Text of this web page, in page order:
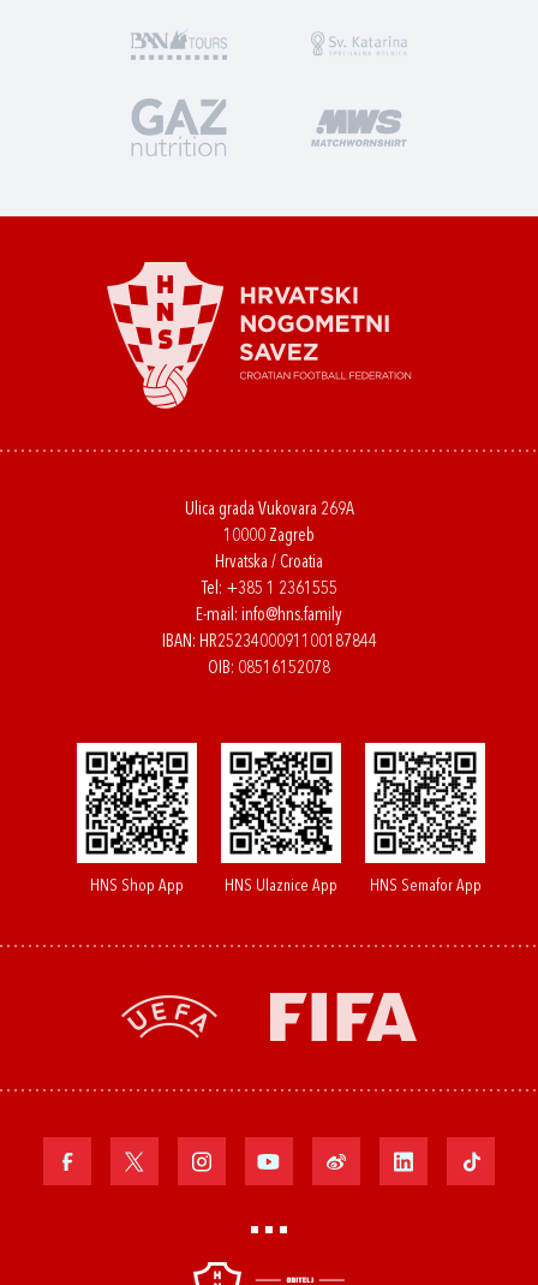
Ulica grada Vukovara 269A
10000 Zagreb
Hrvatska / Croatia
Tel: +385 1 2361555
E-mail: info@hns.family
IBAN: HR2523400091100187844
OIB: 08516152078
HNS Shop App HNS Ulaznice App HNS Semafor App